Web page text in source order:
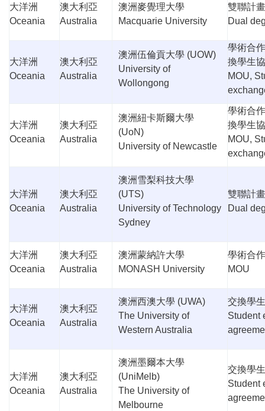
大洋洲
Oceania
澳大利亞
Australia
澳洲麥覺理大學
Macquarie University
雙聯計
Dual
大洋洲
Oceania
澳大利亞
Australia
澳洲伍倫貢大學 (UOW)
University of
Wollongong
學術合
換學生
MOU,
大洋洲
Oceania
澳大利亞
Australia
澳洲紐卡斯爾大學
(UoN)
University of Newcastle
學術合
換學生
MOU,
大洋洲
Oceania
澳大利亞
Australia
澳洲雪梨科技大學
(UTS)
University of Technology
Sydney
雙聯計
Dual
大洋洲
Oceania
澳大利亞
Australia
澳洲蒙納許大學
MONASH University
學術合
MOU
大洋洲
Oceania
澳大利亞
Australia
澳洲西澳大學 (UWA)
The University of
Western Australia
交換學
Student
大洋洲
Oceania
澳大利亞
Australia
澳洲墨爾本大學
(UniMelb)
The University of
Melbourne
交換學
Student